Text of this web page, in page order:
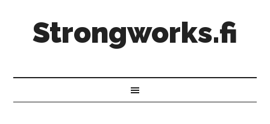
Strongworks.fi